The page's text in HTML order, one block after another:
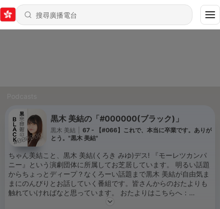
黒木 美結の「#000000(ブラック)」
黒木 美結
67 - 【#066】これで、本当に卒業です。ありが
とう。"黒木 美結"
ちゃん美結こと、黒木 美結(くろき みゆ)デス! 『モーレツカンパ
ニー』という演劇団体に所属してお芝居しています。 明るい話題
からちょっとディープ？なくろーい話題まで黒木 美結が自由気ま
まにのんびりとお話していく番組です。皆さんからのおたよりも
触れていければなと思っています。 おたよりはこちらへ：
https://forms.gle/xnCQ1wqM54XXqLP3A